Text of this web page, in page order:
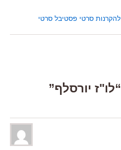
מבצע לקוראי "סינמסקופ": 1+1 להקרנות סרטי פסטיבל סרטי